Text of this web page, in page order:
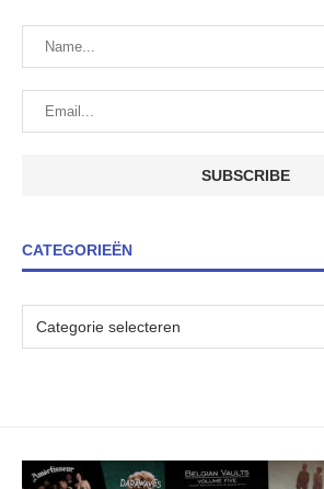
CATEGORIEËN